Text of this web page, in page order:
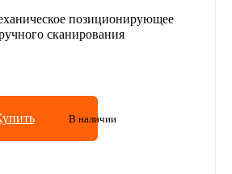
позиционирующее
сканирования
В наличии